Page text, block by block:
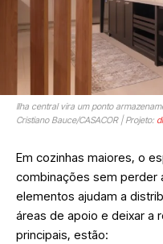
Ilha central vira um ponto
Cristiano Bauce/CASACOR | Projeto:
Em cozinhas maiores, o
combinações sem perder
elementos ajudam a
áreas de apoio e deixar a
principais, estão: